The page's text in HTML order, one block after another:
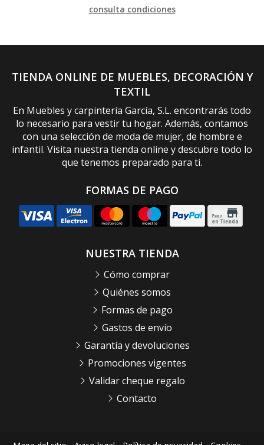
consulta condiciones
TIENDA ONLINE DE MUEBLES, DECORACIÓN Y
TEXTIL
En Muebles y carpintería García, S.L. encontrarás todo
lo necesario para vestir tu hogar. Además, contamos
con una selección de moda de mujer, de hombre e
infantil. Visita nuestra tienda online y descubre todo lo
que tenemos preparado para ti.
FORMAS DE PAGO
NUESTRA TIENDA
Cómo comprar
Quiénes somos
Formas de pago
Gastos de envío
Garantía y devoluciones
Promociones vigentes
Validar cheque regalo
Contacto